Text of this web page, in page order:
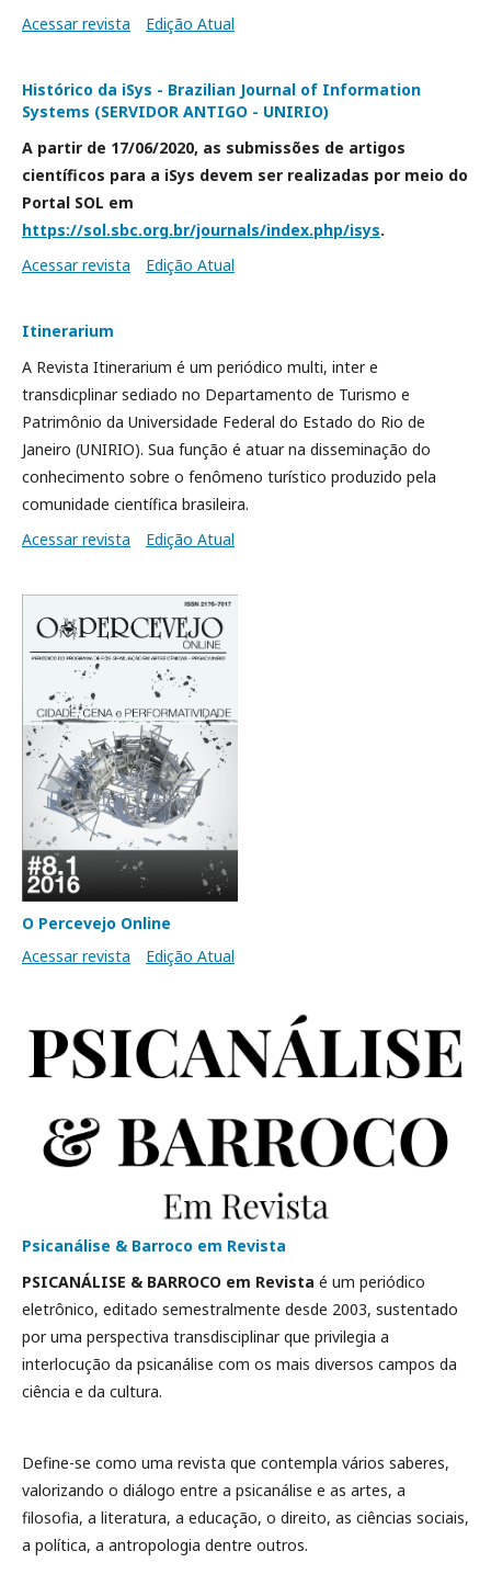
Acessar revista Edição Atual
Histórico da iSys - Brazilian Journal of Information
Systems (SERVIDOR ANTIGO - UNIRIO)
A partir de 17/06/2020, as submissões de artigos
científicos para a iSys devem ser realizadas por meio do
Portal SOL em
https://sol.sbc.org.br/journals/index.php/isys.
Acessar revista
Edição Atual
Itinerarium
A Revista Itinerarium é um periódico multi, inter e
transdicplinar sediado no Departamento de Turismo e
Patrimônio da Universidade Federal do Estado do Rio de
Janeiro (UNIRIO). Sua função é atuar na disseminação do
conhecimento sobre o fenômeno turístico produzido pela
comunidade científica brasileira.
Acessar revista
Edição Atual
O Percevejo Online
Acessar revista
Edição Atual
Psicanálise & Barroco em Revista
PSICANÁLISE & BARROCO em Revista é um periódico
eletrônico, editado semestralmente desde 2003, sustentado
por uma perspectiva transdisciplinar que privilegia a
interlocução da psicanálise com os mais diversos campos da
ciência e da cultura.
Define-se como uma revista que contempla vários saberes,
valorizando o diálogo entre a psicanálise e as artes, a
filosofia, a literatura, a educação, o direito, as ciências sociais,
a política, a antropologia dentre outros.